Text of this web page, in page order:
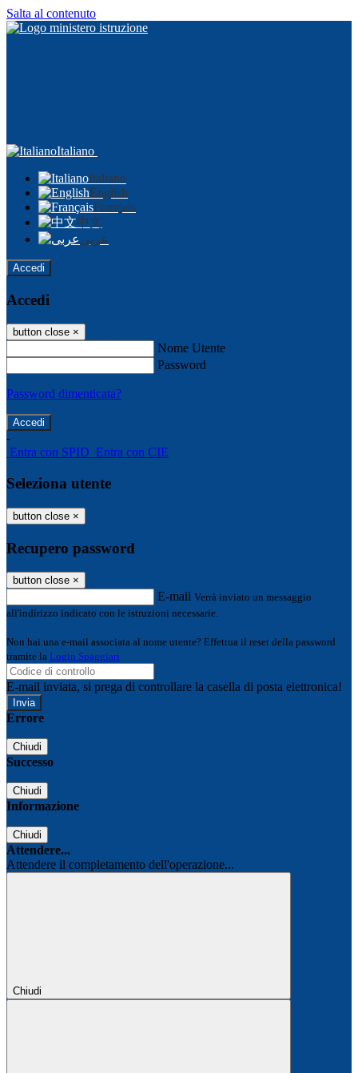
Salta al contenuto
Italiano
Italiano
English
Français
中文
عربى
Accedi
Accedi
button close ×
Nome Utente
Password
Password dimenticata?
-
Entra con SPID Entra con CIE
Seleziona utente
button close ×
Recupero password
button close ×
E-mail Verrà inviato un messaggio
all'indirizzo indicato con le istruzioni necessarie.
Non hai una e-mail associata al nome utente? Effettua il reset della password
tramite la Login Spaggiari
E-mail inviata, si prega di controllare la casella di posta elettronica!
Errore
Chiudi
Successo
Chiudi
Informazione
Chiudi
Attendere...
Attendere il completamento dell'operazione...
Chiudi